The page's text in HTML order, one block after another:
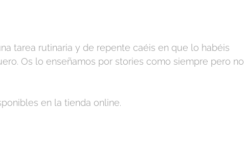
tarea rutinaria y de repente caéis en que lo habéis
Os lo enseñamos por stories como siempre pero no
en la tienda online.